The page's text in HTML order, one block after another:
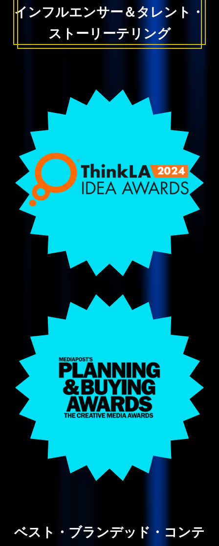
インフルエンサー＆タレント・
ストーリーテリング
ベスト・ブランデッド・コンテ